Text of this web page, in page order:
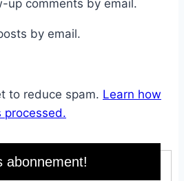
up comments by email.
by email.
to reduce spam. Learn how
processed.
abonnement!